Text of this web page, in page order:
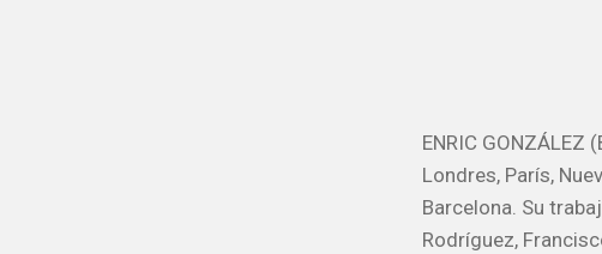
ENRIC
Londres, París,
Barcelona. Su
Rodríguez,